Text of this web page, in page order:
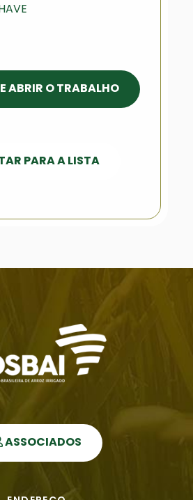
ABRIR O TRABALHO
PARA A LISTA
ASSOCIADOS